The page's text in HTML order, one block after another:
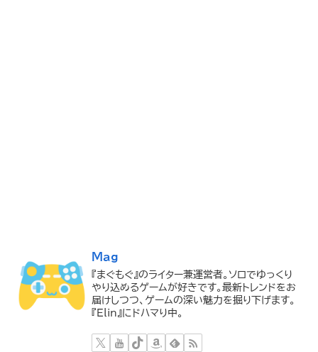
Mag
『まぐもぐ』のライター兼運営者。ソロでゆっくり
やり込めるゲームが好きです。最新トレンドをお
届けしつつ、ゲームの深い魅力を掘り下げます。
『Elin』にドハマり中。